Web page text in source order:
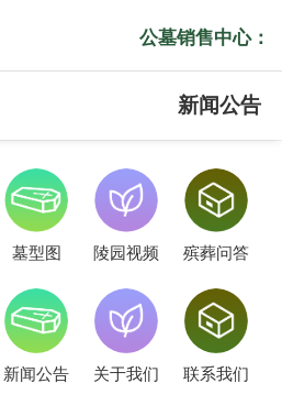
公墓销售中心：
新闻公告
墓型图 陵园视频 殡葬问答
新闻公告 关于我们 联系我们